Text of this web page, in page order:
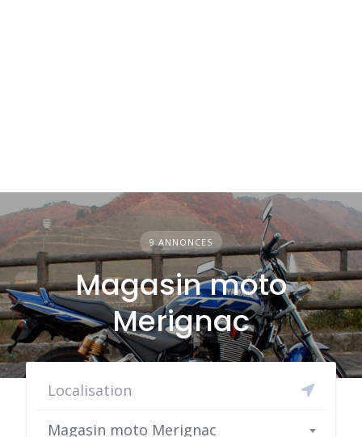
9 ANNONCES
Magasin moto
Merignac
Magasin moto Merignac